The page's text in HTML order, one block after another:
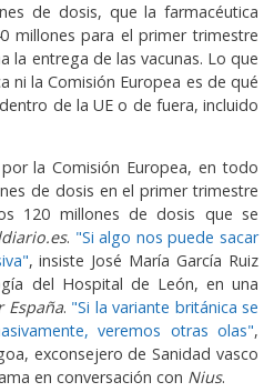
de dosis, que la farmacéutica
millones para el primer trimestre
la entrega de las vacunas. Lo que
ni la Comisión Europea es de qué
de la UE o de fuera, incluido
la Comisión Europea, en todo
de dosis en el primer trimestre
120 millones de dosis que se
. "Si algo nos puede sacar
, insiste José María García Ruiz
del Hospital de León, en una
España. "Si la variante británica se
veremos otras olas",
exconsejero de Sanidad vasco
en conversación con Nius.